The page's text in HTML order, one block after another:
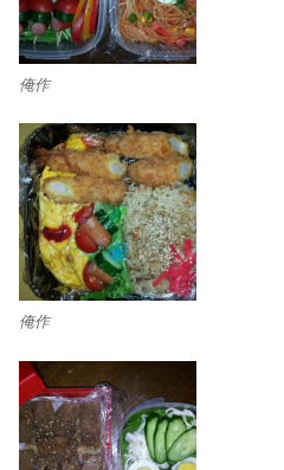
俺作
俺作